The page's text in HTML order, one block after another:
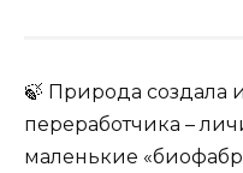
🍃 Природа создала
переработчика –
маленькие